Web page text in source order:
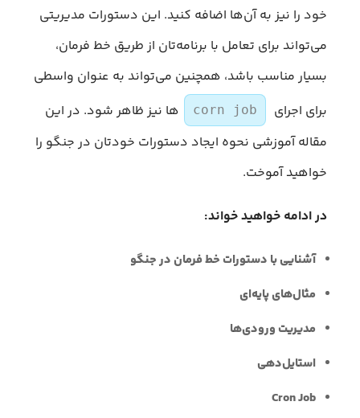
خود را نیز به آن‌ها اضافه کنید. این دستورات مدیریتی
می‌تواند برای تعامل با برنامه‌تان از طریق خط فرمان،
بسیار مناسب باشد، همچنین می‌تواند به عنوان واسطی
برای اجرای
corn job
ها نیز ظاهر شود. در این
مقاله آموزشی نحوه ایجاد دستورات خودتان در جنگو را
خواهید آموخت.
در ادامه خواهید خواند:
آشنایی با دستورات خط فرمان در جنگو
مثال‌های پایه‌ای
مدیریت ورودی‌ها
استایل‌دهی
Cron Job